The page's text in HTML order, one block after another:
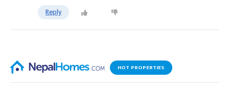
Reply
HOT PROPERTIES